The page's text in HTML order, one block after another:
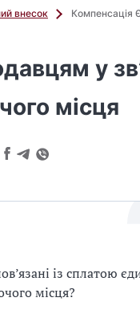
внесок
Компенсація
у
місця
із сплатою
місця?